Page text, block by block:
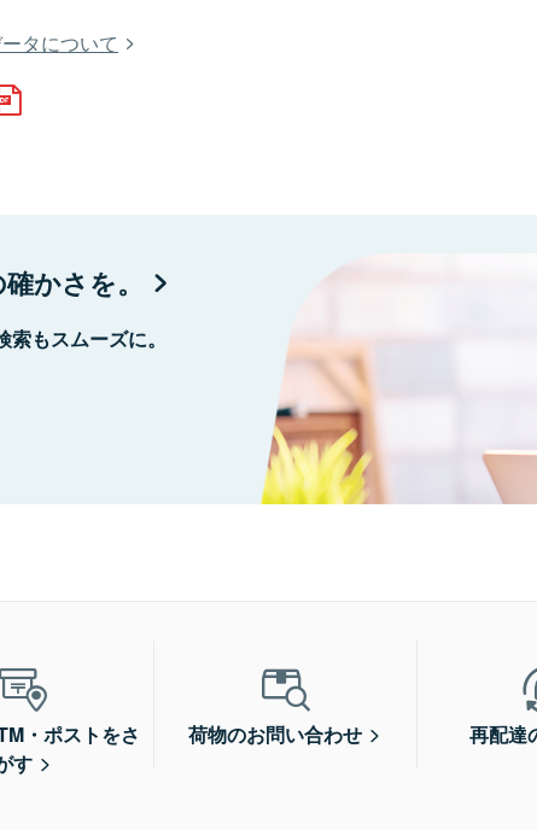
タについて
かさを。
もスムーズに。
・ポストをさ
す
荷物のお問い合わせ 再配達